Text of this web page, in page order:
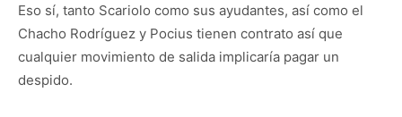
Eso sí, tanto Scariolo como sus ayudantes, así como el
Chacho Rodríguez y Pocius tienen contrato así que
cualquier movimiento de salida implicaría pagar un
despido.